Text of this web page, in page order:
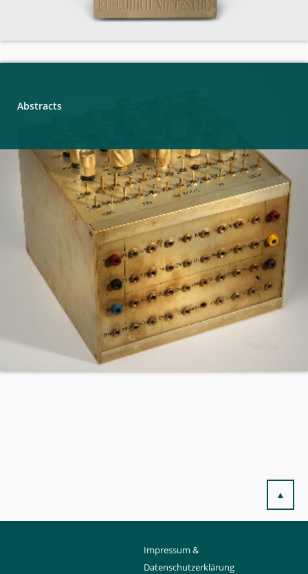
Abstracts
▲
Impressum &
Datenschutzerklärung